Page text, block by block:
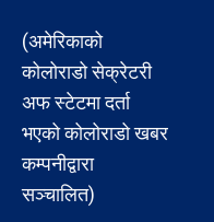
(अमेरिकाको
कोलोराडो सेक्रेटरी
अफ स्टेटमा दर्ता
भएको कोलोराडो खबर
कम्पनीद्वारा
सञ्चालित)